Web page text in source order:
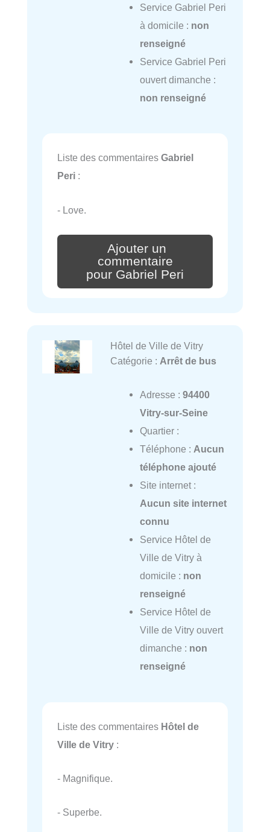
Service Gabriel Peri
à domicile : non
renseigné
Service Gabriel Peri
ouvert dimanche :
non renseigné
Liste des commentaires Gabriel
Peri :
- Love.
Ajouter un
commentaire
pour Gabriel Peri
Hôtel de Ville de Vitry
Catégorie : Arrêt de bus
Adresse : 94400
Vitry-sur-Seine
Quartier :
Téléphone : Aucun
téléphone ajouté
Site internet :
Aucun site internet
connu
Service Hôtel de
Ville de Vitry à
domicile : non
renseigné
Service Hôtel de
Ville de Vitry ouvert
dimanche : non
renseigné
Liste des commentaires Hôtel de
Ville de Vitry :
- Magnifique.
- Superbe.